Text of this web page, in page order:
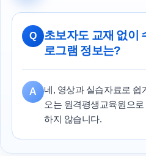
Q
초보자도 교재 없이
로그램 정보는?
A
네, 영상과 실습자료로 쉽
오는 원격평생교육원으
하지 않습니다.